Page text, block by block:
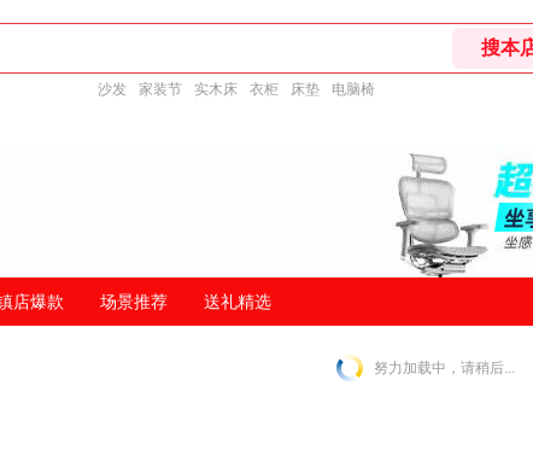
沙发 家装节 实木床 衣柜 床垫 电脑椅
店爆款 场景推荐 送礼精选
努力加载中，请稍后...